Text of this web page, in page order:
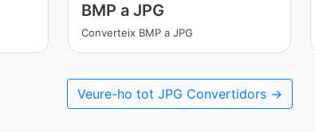
BMP a JPG
Converteix BMP a JPG
Veure-ho tot JPG Convertidors →